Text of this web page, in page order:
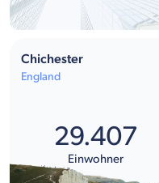
Chichester
England
29.407
Einwohner